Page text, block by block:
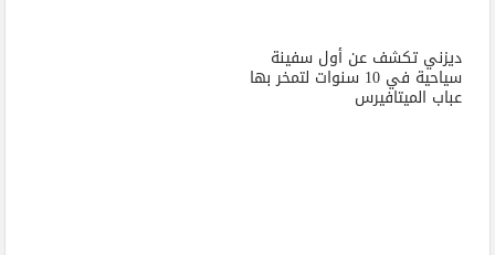
ديزني تكشف عن أول سفينة
سياحية في 10 سنوات لتمخر بها
عباب الميتافيرس